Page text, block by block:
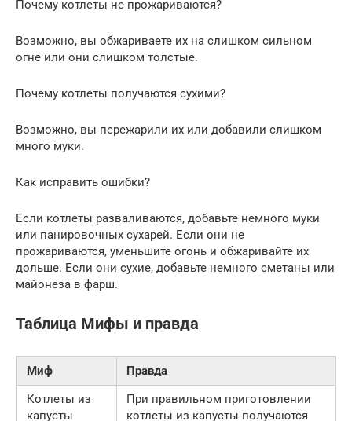
Почему котлеты не прожариваются?
Возможно, вы обжариваете их на слишком сильном
огне или они слишком толстые.
Почему котлеты получаются сухими?
Возможно, вы пережарили их или добавили слишком
много муки.
Как исправить ошибки?
Если котлеты разваливаются, добавьте немного муки
или панировочных сухарей. Если они не
прожариваются, уменьшите огонь и обжаривайте их
дольше. Если они сухие, добавьте немного сметаны или
майонеза в фарш.
Таблица Мифы и правда
Миф
Правда
Котлеты из
капусты
При правильном приготовлении
котлеты из капусты получаются